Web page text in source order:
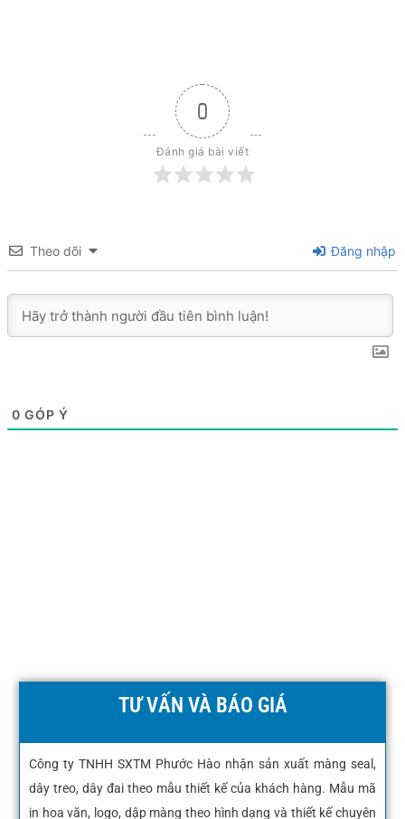
0
Đánh giá bài viết
Theo dõi Đăng nhập
0 GÓP Ý
TƯ VẤN VÀ BÁO GIÁ
Công ty TNHH SXTM Phước Hào nhận sản xuất màng seal,
dây treo, dây đai theo mẫu thiết kế của khách hàng. Mẫu mã
in hoa văn, logo, dập màng theo hình dạng và thiết kế chuyên